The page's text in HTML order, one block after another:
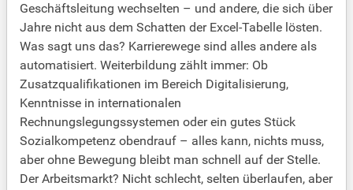
Geschäftsleitung wechselten – und andere, die sich über
Jahre nicht aus dem Schatten der Excel-Tabelle lösten.
Was sagt uns das? Karrierewege sind alles andere als
automatisiert. Weiterbildung zählt immer: Ob
Zusatzqualifikationen im Bereich Digitalisierung,
Kenntnisse in internationalen
Rechnungslegungssystemen oder ein gutes Stück
Sozialkompetenz obendrauf – alles kann, nichts muss,
aber ohne Bewegung bleibt man schnell auf der Stelle.
Der Arbeitsmarkt? Nicht schlecht, selten überlaufen, aber